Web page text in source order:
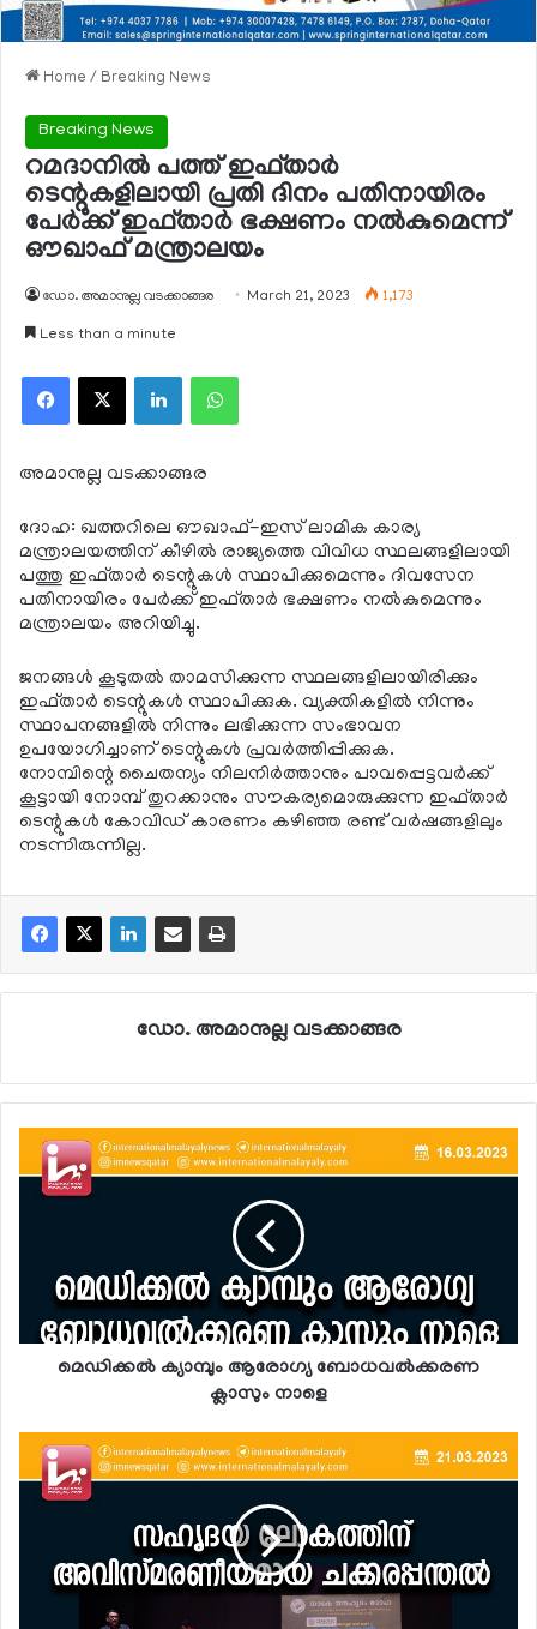
Home / Breaking News
Breaking News
റമദാനില്‍ പത്ത് ഇഫ്താര്‍
ടെന്റുകളിലായി പ്രതി ദിനം പതിനായിരം
പേര്‍ക്ക് ഇഫ്താര്‍ ഭക്ഷണം നല്‍കുമെന്ന്
ഔഖാഫ് മന്ത്രാലയം
ഡോ. അമാനുല്ല വടക്കാങ്ങര March 21, 2023 1,173
Less than a minute
Facebook
X LinkedInWhatsApp
അമാനുല്ല വടക്കാങ്ങര
ദോഹ: ഖത്തറിലെ ഔഖാഫ്-ഇസ് ലാമിക കാര്യ
മന്ത്രാലയത്തിന് കീഴില്‍ രാജ്യത്തെ വിവിധ സ്ഥലങ്ങളിലായി
പത്തു ഇഫ്താര്‍ ടെന്റുകള്‍ സ്ഥാപിക്കുമെന്നും ദിവസേന
പതിനായിരം പേര്‍ക്ക് ഇഫ്താര്‍ ഭക്ഷണം നല്‍കുമെന്നും
മന്ത്രാലയം അറിയിച്ചു.
ജനങ്ങള്‍ കൂടുതല്‍ താമസിക്കുന്ന സ്ഥലങ്ങളിലായിരിക്കും
ഇഫ്താര്‍ ടെന്റുകള്‍ സ്ഥാപിക്കുക. വ്യക്തികളില്‍ നിന്നും
സ്ഥാപനങ്ങളില്‍ നിന്നും ലഭിക്കുന്ന സംഭാവന
ഉപയോഗിച്ചാണ് ടെന്റുകള്‍ പ്രവര്‍ത്തിപ്പിക്കുക.
നോമ്പിന്റെ ചൈതന്യം നിലനിര്‍ത്താനും പാവപ്പെട്ടവര്‍ക്ക്
കൂട്ടായി നോമ്പ് തുറക്കാനും സൗകര്യമൊരുക്കുന്ന ഇഫ്താര്‍
ടെന്റുകള്‍ കോവിഡ് കാരണം കഴിഞ്ഞ രണ്ട് വര്‍ഷങ്ങളിലും
നടന്നിരുന്നില്ല.
ഡോ. അമാനുല്ല വടക്കാങ്ങര
മെഡിക്കല്‍ ക്യാമ്പും ആരോഗ്യ ബോധവല്‍ക്കരണ
ക്ലാസും നാളെ